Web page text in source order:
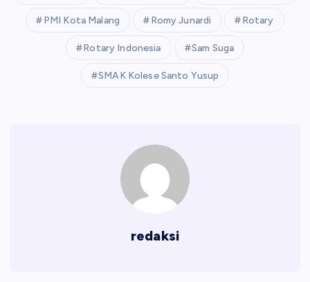
PMI Kota Malang Romy Junardi Rotary
Rotary Indonesia Sam Suga
SMAK Kolese Santo Yusup
redaksi